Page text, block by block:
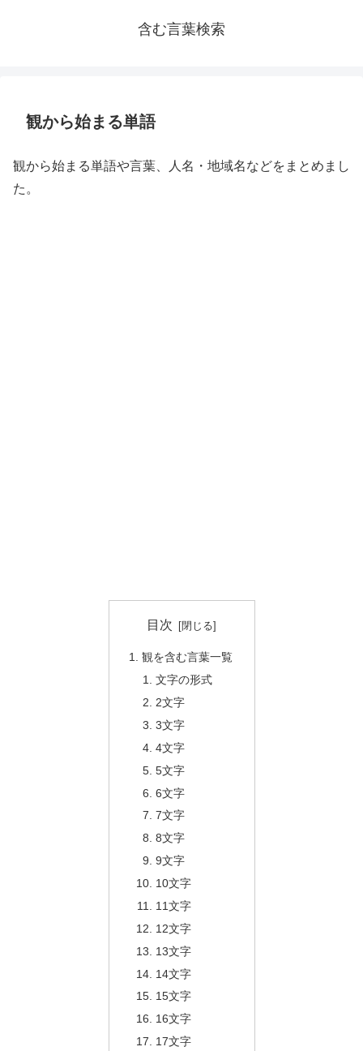
含む言葉検索
観から始まる単語
観から始まる単語や言葉、人名・地域名などをまとめまし
た。
目次
観を含む言葉一覧
文字の形式
2文字
3文字
4文字
5文字
6文字
7文字
8文字
9文字
10文字
11文字
12文字
13文字
14文字
15文字
16文字
17文字